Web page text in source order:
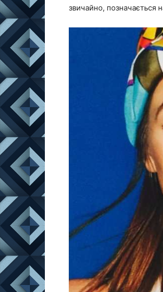
звичайно, позначається